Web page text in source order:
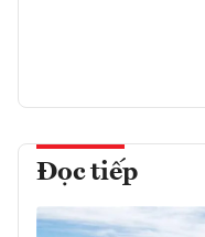
Đọc tiếp